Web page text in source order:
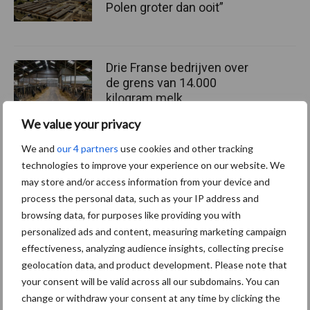
We value your privacy
We and our 4 partners use cookies and other tracking
technologies to improve your experience on our website. We
may store and/or access information from your device and
process the personal data, such as your IP address and
browsing data, for purposes like providing you with
personalized ads and content, measuring marketing campaign
effectiveness, analyzing audience insights, collecting precise
geolocation data, and product development. Please note that
your consent will be valid across all our subdomains. You can
change or withdraw your consent at any time by clicking the
Polen groter dan ooit”
Drie Franse bedrijven over
de grens van 14.000
kilogram melk
Pöttinger introduceert
compacte dubbelrotor-
zwadhark in de hef
Themapagina's
Diergezondheid Bemesting Fokkerij